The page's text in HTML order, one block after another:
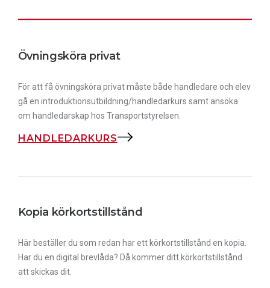
Övningsköra privat
För att få övningsköra privat måste både handledare och elev
gå en introduktionsutbildning/handledarkurs samt ansöka
om handledarskap hos Transportstyrelsen.
HANDLEDARKURS
Kopia körkortstillstånd
Här beställer du som redan har ett körkortstillstånd en kopia.
Har du en digital brevlåda? Då kommer ditt körkortstillstånd
att skickas dit.